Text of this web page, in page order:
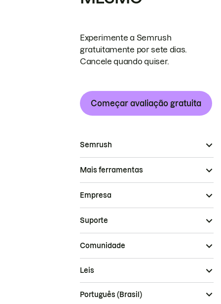
Experimente a Semrush
gratuitamente por sete dias.
Cancele quando quiser.
Começar avaliação gratuita
Semrush
Mais ferramentas
Empresa
Suporte
Comunidade
Leis
Português (Brasil)